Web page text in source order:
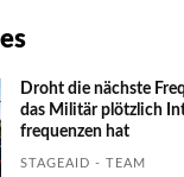
Droht die nächste
das Mili­tär plötzlich
fre­quen­zen hat
STAGEAID - TEAM